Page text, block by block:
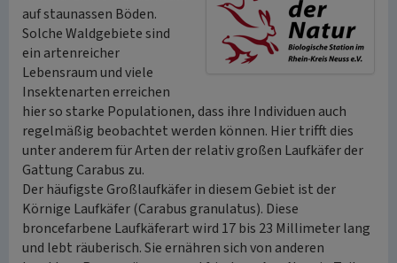
auf staunassen Böden.
Solche Waldgebiete sind
ein artenreicher
Lebensraum und viele
Insektenarten erreichen
hier so starke Populationen, dass ihre Individuen auch
regelmäßig beobachtet werden können. Hier trifft dies
unter anderem für Arten der relativ großen Laufkäfer der
Gattung Carabus zu.
Der häufigste Großlaufkäfer in diesem Gebiet ist der
Körnige Laufkäfer (Carabus granulatus). Diese
broncefarbene Laufkäferart wird 17 bis 23 Millimeter lang
und lebt räuberisch. Sie ernähren sich von anderen